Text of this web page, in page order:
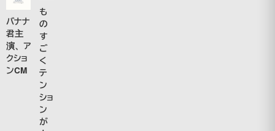
バナナ
君主
演、ア
クショ
ンCM
も
の
す
ご
く
テ
ン
ショ
ン
が